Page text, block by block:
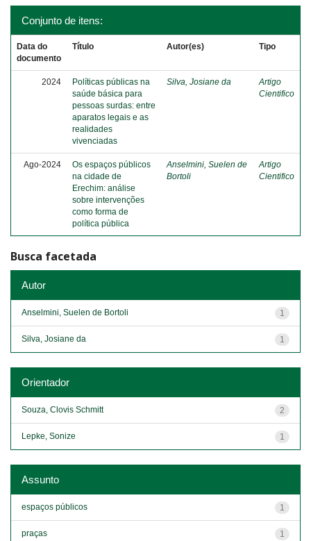
Conjunto de itens:
Data do
documento
Título Autor(es) Tipo
2024
Políticas públicas na
saúde básica para
pessoas surdas: entre
aparatos legais e as
realidades
vivenciadas
Silva, Josiane da
Artigo
Cientifico
Ago-2024
Os espaços públicos
na cidade de
Erechim: análise
sobre intervenções
como forma de
política pública
Anselmini, Suelen de
Bortoli
Artigo
Cientifico
Busca facetada
Autor
1
Anselmini, Suelen de Bortoli
1
Silva, Josiane da
Orientador
2
Souza, Clovis Schmitt
1
Lepke, Sonize
Assunto
1
espaços públicos
1
praças